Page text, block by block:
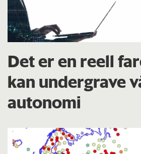
Det er en reell
kan undergrave
autonomi